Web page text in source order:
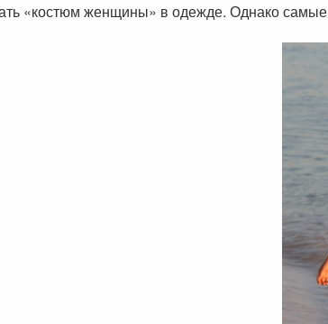
«костюм женщины» в одежде. Однако